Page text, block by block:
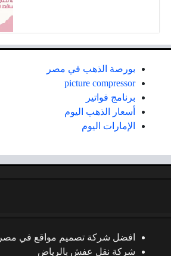
بورصة الذهب في مصر
picture compressor
برنامج فواتير
أسعار الذهب اليوم
الإمارات اليوم
افضل شركة تصميم مواقع في مصر
شركة نقل عفش بالرياض